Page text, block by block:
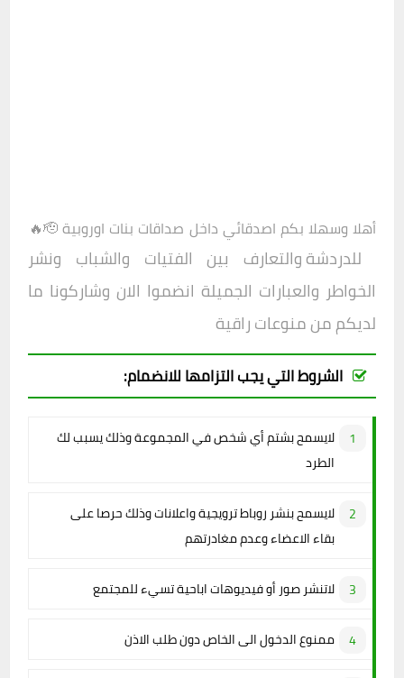
أهلا وسهلا بكم اصدقائي داخل صداقات بنات اوروبية 🫡🔥
للدردشة والتعارف بين الفتيات والشباب ونشر
الخواطر والعبارات الجميلة انضموا الان وشاركونا ما
لديكم من منوعات راقية
الشروط التي يجب التزامها للانضمام:
لايسمح بشتم أي شخص في المجموعة وذلك يسبب لك
الطرد
لايسمح بنشر روباط ترويجية واعلانات وذلك حرصا على
بقاء الاعضاء وعدم مغادرتهم
لاتنشر صور أو فيديوهات اباحية تسيء للمجتمع
ممنوع الدخول الى الخاص دون طلب الاذن